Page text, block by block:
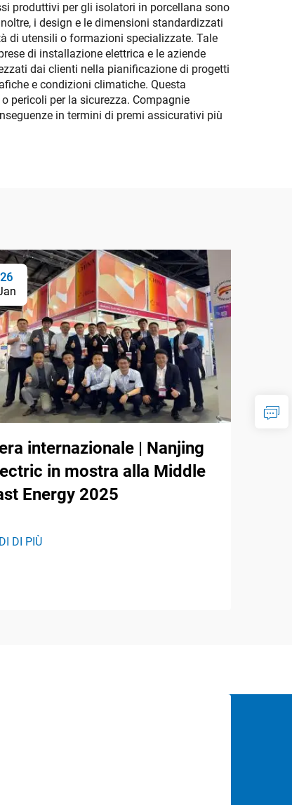
produttivi per gli isolatori in porcellana sono
i design e le dimensioni standardizzati
di utensili o formazioni specializzate. Tale
di installazione elettrica e le aziende
dai clienti nella pianificazione di progetti
e condizioni climatiche. Questa
pericoli per la sicurezza. Compagnie
in termini di premi assicurativi più
26
internazionale | Nanjing
in mostra alla Middle
Energy 2025
DI PIÙ